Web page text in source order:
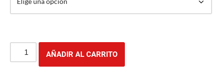
AÑADIR AL CARRITO